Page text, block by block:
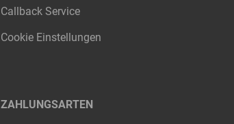
Callback Service
Cookie Einstellungen
ZAHLUNGSARTEN